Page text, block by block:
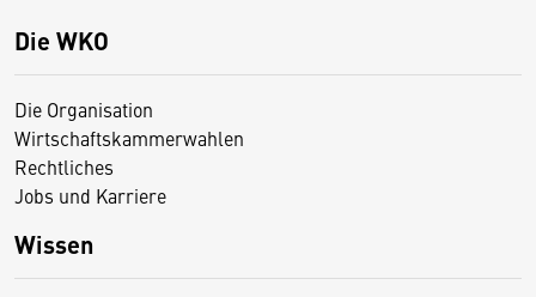
Die WKO
Die Organisation
Wirtschaftskammerwahlen
Rechtliches
Jobs und Karriere
Wissen